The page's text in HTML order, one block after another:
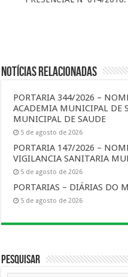
Notícias Relacionadas
PORTARIA 344/2026 –
ACADEMIA MUNICIPAL DE
MUNICIPAL DE SAUDE
5 de agosto de 2026
PORTARIA 147/2026 –
VIGILANCIA SANITARIA
5 de agosto de 2026
PORTARIAS – DIÁRIAS DO
5 de agosto de 2026
Pesquisar